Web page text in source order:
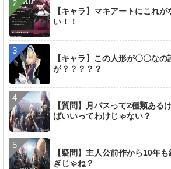
【キャラ】マキアートにこれ
い！！
【キャラ】この人形が〇〇な
が？？？？？
【質問】月パスって2種類ある
ばいいってわけじゃない？
【疑問】主人公前作から10年
ぎじゃね？